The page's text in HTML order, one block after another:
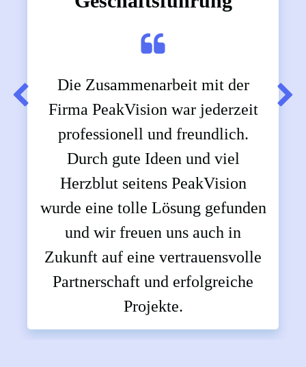
Die Zusammenarbeit mit der
Firma PeakVision war jederzeit
professionell und freundlich.
Durch gute Ideen und viel
Herzblut seitens PeakVision
wurde eine tolle Lösung gefunden
und wir freuen uns auch in
Zukunft auf eine vertrauensvolle
Partnerschaft und erfolgreiche
Projekte.